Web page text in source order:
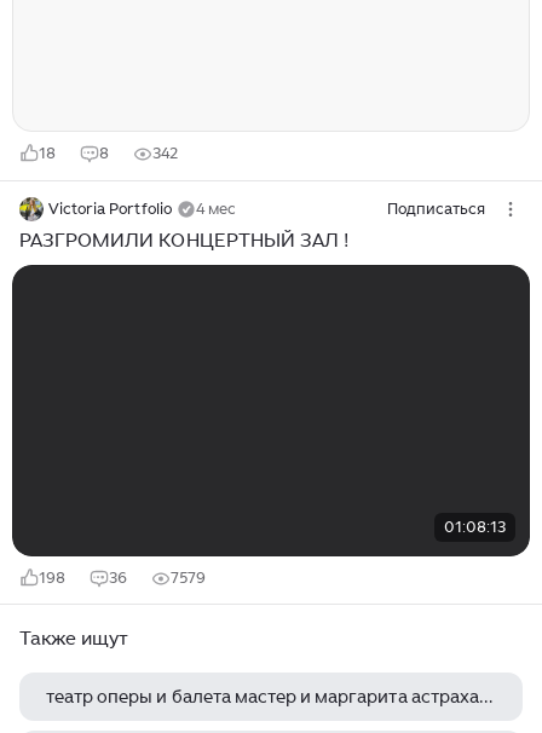
18 8 342
Victoria Portfolio 4 мес Подписаться
РАЗГРОМИЛИ КОНЦЕРТНЫЙ ЗАЛ !
01:08:13
198 36 7579
Также ищут
театр оперы и балета мастер и маргарита астрахань